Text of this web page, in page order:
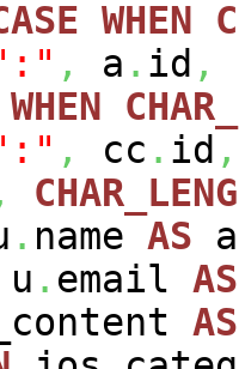
WHEN
, a . id ,
WHEN
, cc . id ,
. name AS
u . email AS
AS